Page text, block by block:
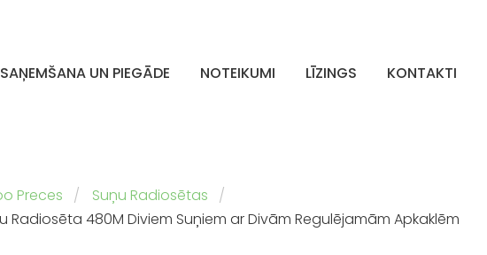
UN PIEGĀDE NOTEIKUMI LĪZINGS KONTAKTI
Preces
Suņu Radiosētas
Radiosēta 480M Diviem Suņiem ar Divām Regulējamām Apkaklēm